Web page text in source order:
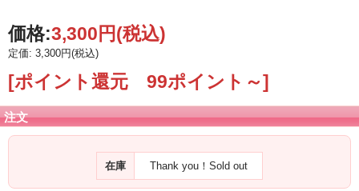
価格:3,300円(税込)
定価: 3,300円(税込)
[ポイント還元 99ポイント～]
注文
在庫 Thank you！Sold out